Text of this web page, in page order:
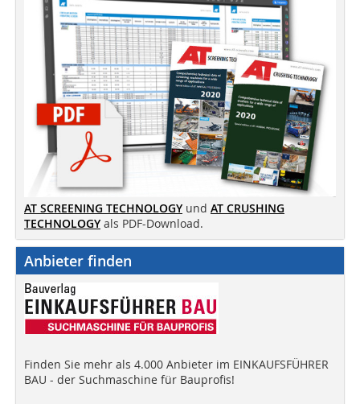
AT SCREENING TECHNOLOGY und AT CRUSHING
TECHNOLOGY als PDF-Download.
Anbieter finden
Finden Sie mehr als 4.000 Anbieter im EINKAUFSFÜHRER
BAU - der Suchmaschine für Bauprofis!